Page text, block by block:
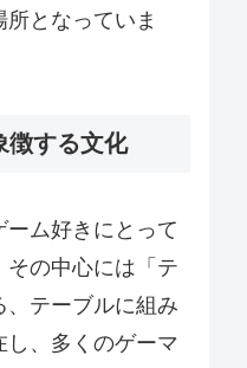
となっていま
徴する文化
ム好きにとって
の中心には「テ
、テーブルに組み
、多くのゲーマ